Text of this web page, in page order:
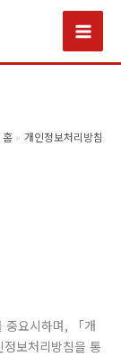
Main
홈 개인정보처리방침
중요시하며, 「개
보처리방침을 통